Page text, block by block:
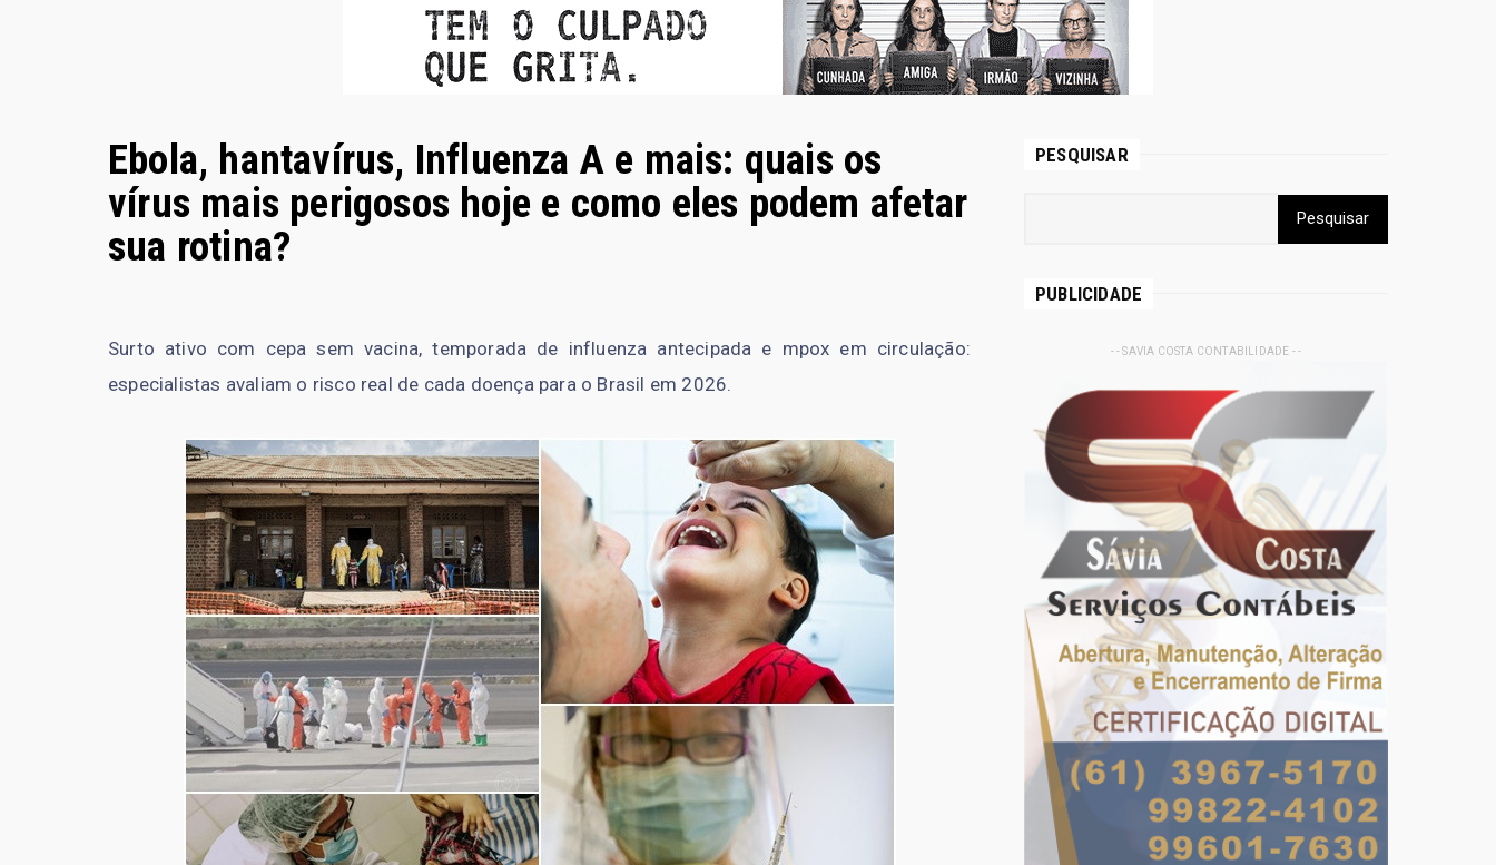
Ebola, hantavírus, Influenza A e mais: quais os
vírus mais perigosos hoje e como eles podem afetar
sua rotina?
Surto ativo com cepa sem vacina, temporada de influenza antecipada e mpox em circulação:
especialistas avaliam o risco real de cada doença para o Brasil em 2026.
PESQUISAR
PUBLICIDADE
- - SAVIA COSTA CONTABILIDADE - -